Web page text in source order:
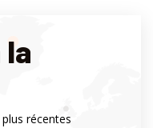
récentes